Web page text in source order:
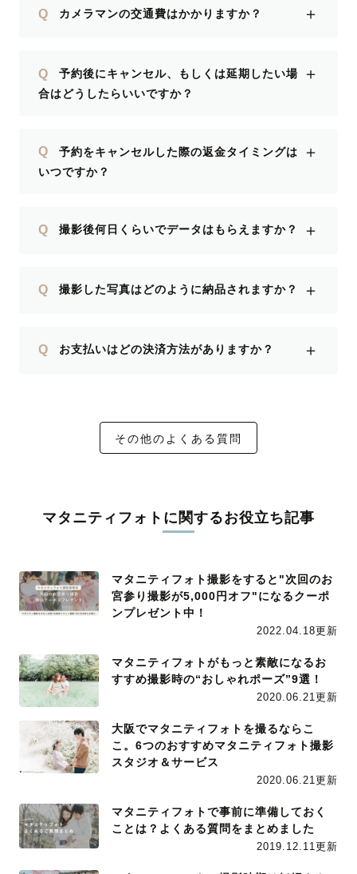
Q カメラマンの交通費はかかりますか？ ＋
Q
予約後にキャンセル、もしくは延期したい場
合はどうしたらいいですか？
＋
Q
予約をキャンセルした際の返金タイミングは
いつですか？
＋
Q 撮影後何日くらいでデータはもらえますか？ ＋
Q 撮影した写真はどのように納品されますか？ ＋
Q お支払いはどの決済方法がありますか？ ＋
その他のよくある質問
マタニティフォトに関するお役立ち記事
マタニティフォト撮影をすると"次回のお
宮参り撮影が5,000円オフ"になるクーポ
ンプレゼント中！
2022.04.18更新
マタニティフォトがもっと素敵になるお
すすめ撮影時の“おしゃれポーズ”9選！
2020.06.21更新
大阪でマタニティフォトを撮るならこ
こ。6つのおすすめマタニティフォト撮影
スタジオ＆サービス
2020.06.21更新
マタニティフォトで事前に準備しておく
ことは？よくある質問をまとめました
2019.12.11更新